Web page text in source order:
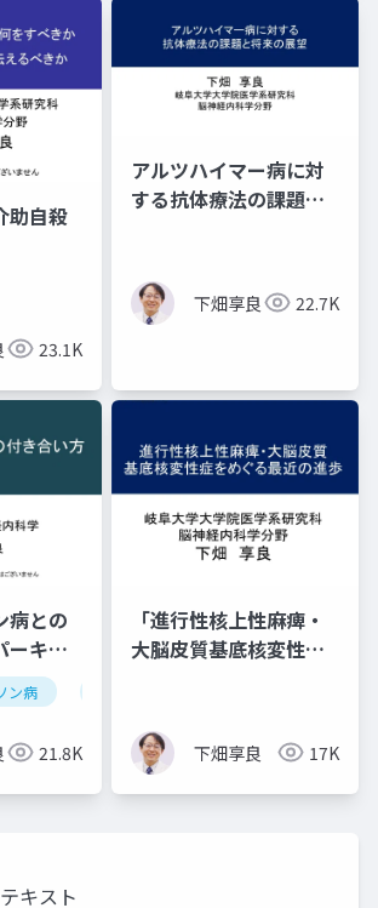
助自殺
23.1K
アルツハイマー病に対
する抗体療法の課題と
下畑享良 22.7K
病との
ーキン
in 岡山
ン病
21.8K
「進行性核上性麻痺・
大脳皮質基底核変性症
下畑享良 17K
キスト